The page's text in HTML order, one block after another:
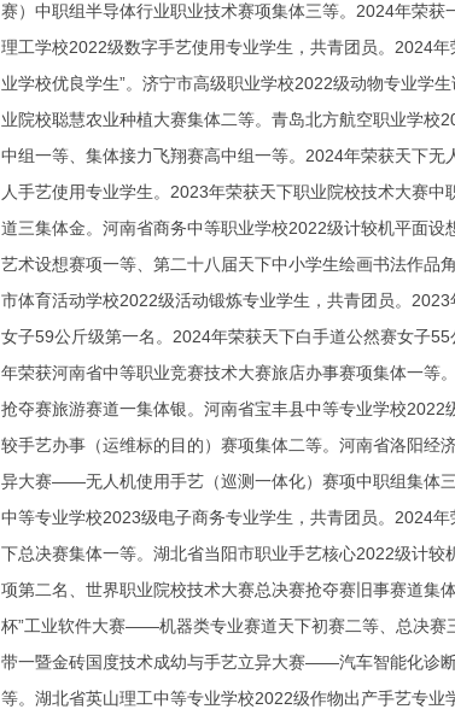
赛）中职组半导体行业职业技术赛项集体三等。2024年荣
理工学校2022级数字手艺使用专业学生，共青团员。2024
业学校优良学生”。济宁市高级职业学校2022级动物专业学生
业院校聪慧农业种植大赛集体二等。青岛北方航空职业学
中组一等、集体接力飞翔赛高中组一等。2024年荣获天下
人手艺使用专业学生。2023年荣获天下职业院校技术大赛
道三集体金。河南省商务中等职业学校2022级计较机平面
艺术设想赛项一等、第二十八届天下中小学生绘画书法作品
市体育活动学校2022级活动锻炼专业学生，共青团员。
女子59公斤级第一名。2024年荣获天下白手道公然赛女子
年荣获河南省中等职业竞赛技术大赛旅店办事赛项集体一等
抢夺赛旅游赛道一集体银。河南省宝丰县中等专业学校
较手艺办事（运维标的目的）赛项集体二等。河南省洛阳经
异大赛——无人机使用手艺（巡测一体化）赛项中职组集体
中等专业学校2023级电子商务专业学生，共青团员。2024
下总决赛集体一等。湖北省当阳市职业手艺核心2022级计
项第二名、世界职业院校技术大赛总决赛抢夺赛旧事赛道集
杯”工业软件大赛——机器类专业赛道天下初赛二等、总决赛
带一暨金砖国度技术成幼与手艺立异大赛——汽车智能化诊
等。湖北省英山理工中等专业学校2022级作物出产手艺专